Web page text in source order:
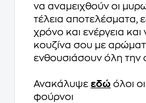
να αναμειχθούν οι
τέλεια αποτελέσματα,
χρόνο και ενέργεια και
κουζίνα σου με
ενθουσιάσουν όλη την
Ανακάλυψε εδώ όλοι
φούρνοι